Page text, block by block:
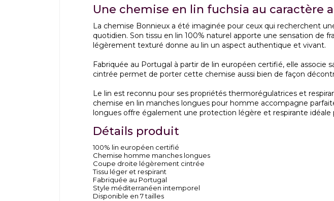
Une chemise en lin fuchsia au caractère
La chemise Bonnieux a été imaginée pour ceux qui recherchent
quotidien. Son tissu en lin 100% naturel apporte une sensation de
légèrement texturé donne au lin un aspect authentique et vivant.
Fabriquée au Portugal à partir de lin européen certifié, elle
cintrée permet de porter cette chemise aussi bien de façon
Le lin est reconnu pour ses propriétés thermorégulatrices et
chemise en lin manches longues pour homme accompagne
longues offre également une protection légère et respirante idéale
Détails produit
100% lin européen certifié
Chemise homme manches longues
Coupe droite légèrement cintrée
Tissu léger et respirant
Fabriquée au Portugal
Style méditerranéen intemporel
Disponible en 7 tailles